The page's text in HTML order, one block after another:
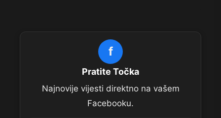
f
Pratite Točka
Najnovije vijesti direktno na vašem
Facebooku.